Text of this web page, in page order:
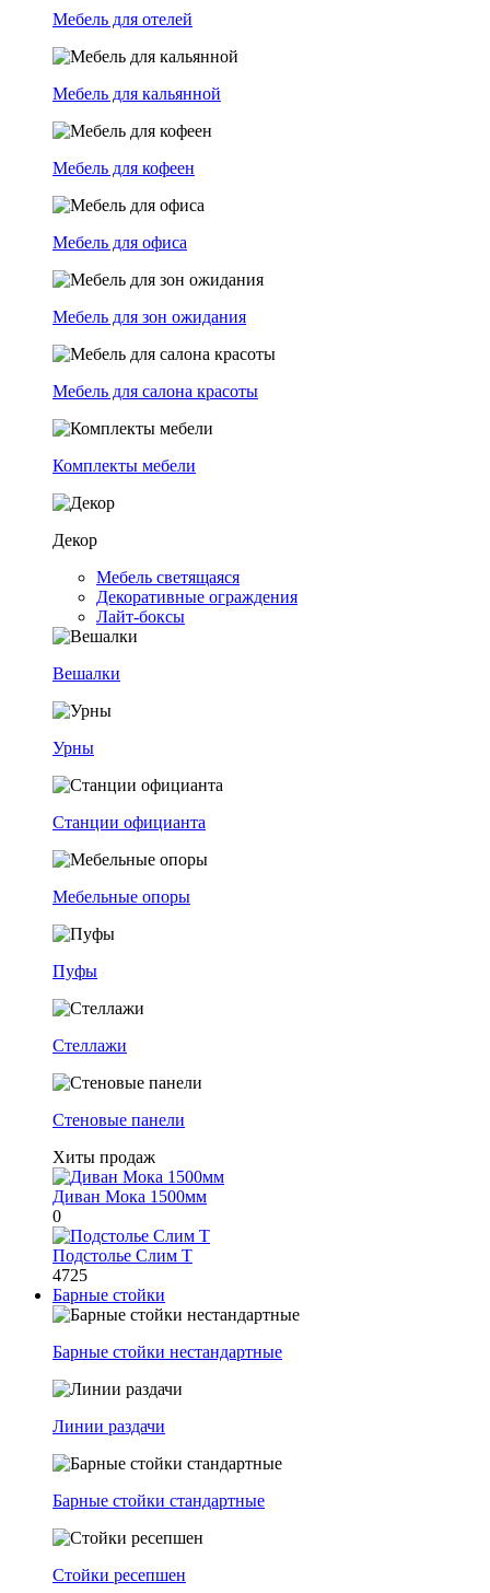
Мебель для отелей
Мебель для кальянной
Мебель для кофеен
Мебель для офиса
Мебель для зон ожидания
Мебель для салона красоты
Комплекты мебели
Декор
Мебель светящаяся
Декоративные ограждения
Лайт-боксы
Вешалки
Урны
Станции официанта
Мебельные опоры
Пуфы
Стеллажи
Стеновые панели
Хиты продаж
Диван Мока 1500мм
0
Подстолье Слим Т
4725
Барные стойки
Барные стойки нестандартные
Линии раздачи
Барные стойки стандартные
Стойки ресепшен